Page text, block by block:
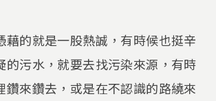
藉的就是一股熱誠，有時候也挺辛
的污水，就要去找污染來源，有時
鑽來鑽去，或是在不認識的路繞來